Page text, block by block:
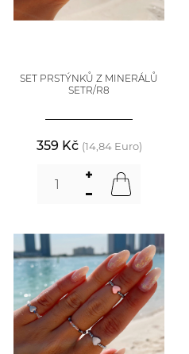
SET PRSTÝNKŮ Z MINERÁLŮ
SETR/R8
359 Kč (14,84 Euro)